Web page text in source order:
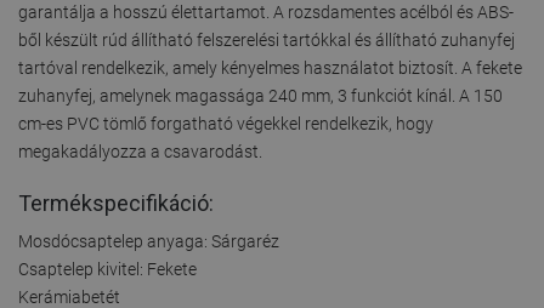
garantálja a hosszú élettartamot. A rozsdamentes acélból és ABS-
ből készült rúd állítható felszerelési tartókkal és állítható zuhanyfej
tartóval rendelkezik, amely kényelmes használatot biztosít. A fekete
zuhanyfej, amelynek magassága 240 mm, 3 funkciót kínál. A 150
cm-es PVC tömlő forgatható végekkel rendelkezik, hogy
megakadályozza a csavarodást.
Termékspecifikáció:
Mosdócsaptelep anyaga: Sárgaréz
Csaptelep kivitel: Fekete
Kerámiabetét